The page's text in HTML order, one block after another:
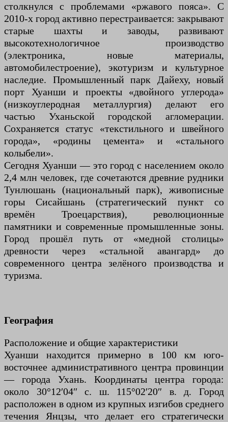
столкнулся с проблемами «ржавого пояса». С
2010-х город активно перестраивается: закрывают
старые шахты и заводы, развивают
высокотехнологичное производство
(электроника, новые материалы,
автомобилестроение), экотуризм и культурное
наследие. Промышленный парк Дайеху, новый
порт Хуанши и проекты «двойного углерода»
(низкоуглеродная металлургия) делают его
частью Уханьской городской агломерации.
Сохраняется статус «текстильного и швейного
города», «родины цемента» и «стального
колыбели».
Сегодня Хуанши — это город с населением около
2,4 млн человек, где сочетаются древние рудники
Тунлюшань (национальный парк), живописные
горы Сисайшань (стратегический пункт со
времён Троецарствия), революционные
памятники и современные промышленные зоны.
Город прошёл путь от «медной столицы»
древности через «стальной авангард» до
современного центра зелёного производства и
туризма.
География
Расположение и общие характеристики
Хуанши находится примерно в 100 км юго-
восточнее административного центра провинции
— города Ухань. Координаты центра города:
около 30°12′04″ с. ш. 115°02′20″ в. д. Город
расположен в одном из крупных изгибов среднего
течения Янцзы, что делает его стратегически